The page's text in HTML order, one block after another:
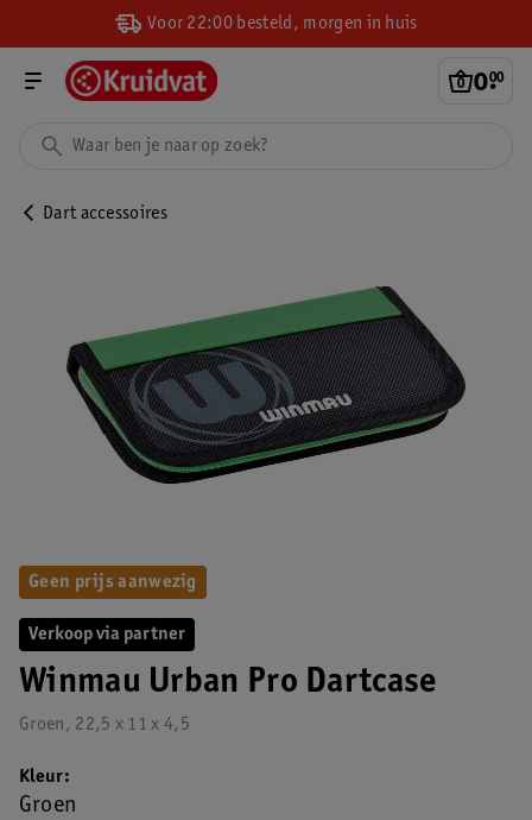
Voor 22:00 besteld, morgen in huis
0.
00
Dart accessoires
Verkoop via partner
Winmau Urban Pro Dartcase
Groen, 22,5 x 11 x 4,5
Geen prijs aanwezig
Kleur
Groen